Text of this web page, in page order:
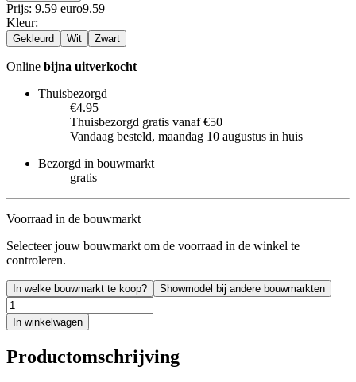
Prijs: 9.59 euro9.59
Kleur:
Gekleurd Wit Zwart
Online bijna uitverkocht
Thuisbezorgd
€4.95
Thuisbezorgd gratis vanaf €50
Vandaag besteld, maandag 10 augustus in huis
Bezorgd in bouwmarkt
gratis
Voorraad in de bouwmarkt
Selecteer jouw bouwmarkt om de voorraad in de winkel te
controleren.
In welke bouwmarkt te koop? Showmodel bij andere bouwmarkten
In winkelwagen
Productomschrijving